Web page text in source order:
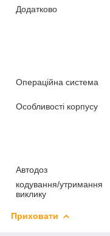
Додатково
Операційна система
Особливості корпусу
Автодоз
кодування/утримання
виклику
Приховати